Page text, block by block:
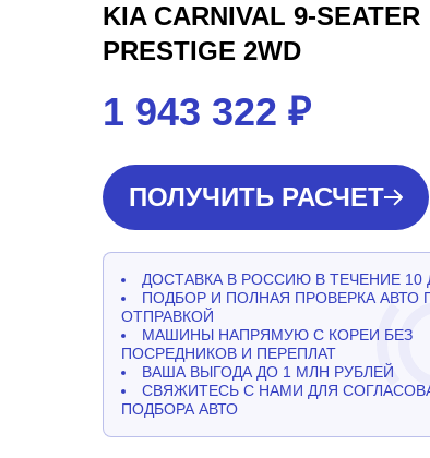
KIA CARNIVAL 9-SEATER
PRESTIGE 2WD
1 943 322 ₽
ПОЛУЧИТЬ РАСЧЕТ
ДОСТАВКА В РОССИЮ В ТЕЧЕНИЕ 10
ПОДБОР И ПОЛНАЯ ПРОВЕРКА АВТО
ОТПРАВКОЙ
МАШИНЫ НАПРЯМУЮ С КОРЕИ БЕЗ
ПОСРЕДНИКОВ И ПЕРЕПЛАТ
ВАША ВЫГОДА ДО 1 МЛН РУБЛЕЙ
СВЯЖИТЕСЬ С НАМИ ДЛЯ
ПОДБОРА АВТО